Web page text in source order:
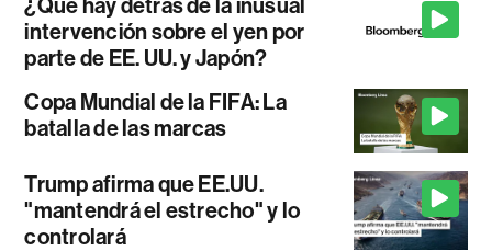
¿Qué hay detrás de la inusual
intervención sobre el yen por
parte de EE. UU. y Japón?
Copa Mundial de la FIFA: La
batalla de las marcas
Trump afirma que EE.UU.
"mantendrá el estrecho" y lo
controlará